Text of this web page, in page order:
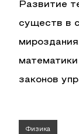
Развитие
существ в
законов
Физика